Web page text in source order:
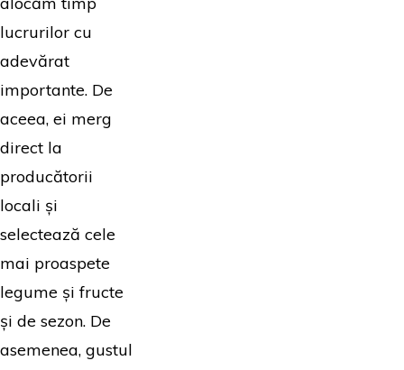
lucrurilor cu
adevărat
importante. De
aceea, ei merg
direct la
producătorii
locali și
selectează cele
mai proaspete
legume și fructe
și de sezon. De
asemenea, gustul